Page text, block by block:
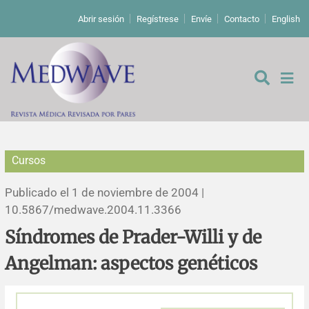
Abrir sesión Regístrese Envíe Contacto English
De los editores
Editoriales
Comentarios
Estudios originales
Cursos
Publicado el 1 de noviembre de 2004 |
10.5867/medwave.2004.11.3366
Síndromes de Prader-Willi y de
Angelman: aspectos genéticos